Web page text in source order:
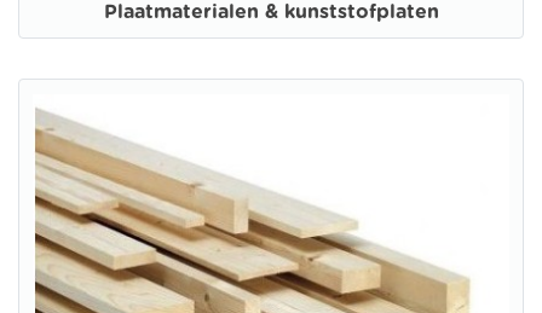
Plaatmaterialen & kunststofplaten